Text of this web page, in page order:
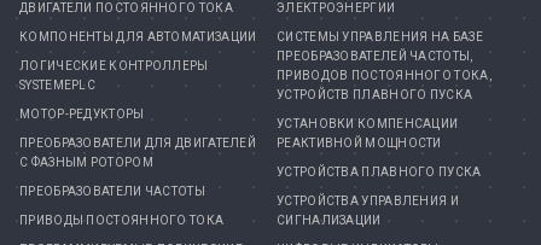
ДВИГАТЕЛИ ПОСТОЯННОГО ТОКА
КОМПОНЕНТЫ ДЛЯ АВТОМАТИЗАЦИИ
ЛОГИЧЕСКИЕ КОНТРОЛЛЕРЫ
SYSTEMEPLC
МОТОР-РЕДУКТОРЫ
ПРЕОБРАЗОВАТЕЛИ ДЛЯ ДВИГАТЕЛЕЙ
С ФАЗНЫМ РОТОРОМ
ПРЕОБРАЗОВАТЕЛИ ЧАСТОТЫ
ПРИВОДЫ ПОСТОЯННОГО ТОКА
ЭЛЕКТРОЭНЕРГИИ
СИСТЕМЫ УПРАВЛЕНИЯ НА БАЗЕ
ПРЕОБРАЗОВАТЕЛЕЙ ЧАСТОТЫ,
ПРИВОДОВ ПОСТОЯННОГО ТОКА,
УСТРОЙСТВ ПЛАВНОГО ПУСКА
УСТАНОВКИ КОМПЕНСАЦИИ
РЕАКТИВНОЙ МОЩНОСТИ
УСТРОЙСТВА ПЛАВНОГО ПУСКА
УСТРОЙСТВА УПРАВЛЕНИЯ И
СИГНАЛИЗАЦИИ